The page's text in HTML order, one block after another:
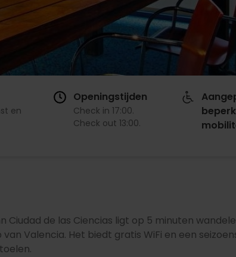
en
Openingstijden
Check in 17:00.
Check out 13:00.
Ciudad de las Ciencias ligt op 5 minuten
Valencia. Het biedt gratis WiFi en een